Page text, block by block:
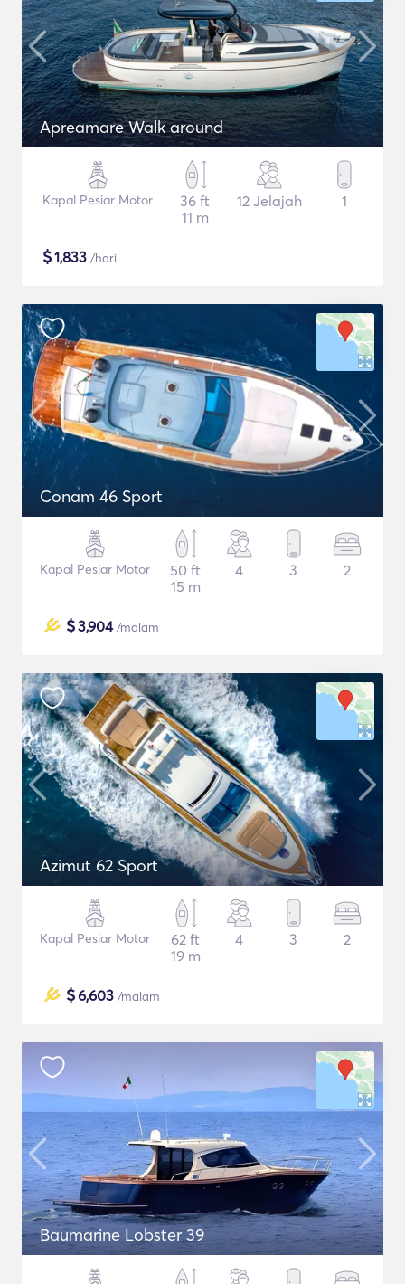
Apreamare Walk around
Kapal Pesiar Motor
36 ft
11 m
12 Jelajah 1
$1,833 /hari
Conam 46 Sport
Kapal Pesiar Motor
50 ft
15 m
4 3 2
$3,904/malam
Azimut 62 Sport
Kapal Pesiar Motor
62 ft
19 m
4 3 2
$6,603 /malam
Baumarine Lobster 39